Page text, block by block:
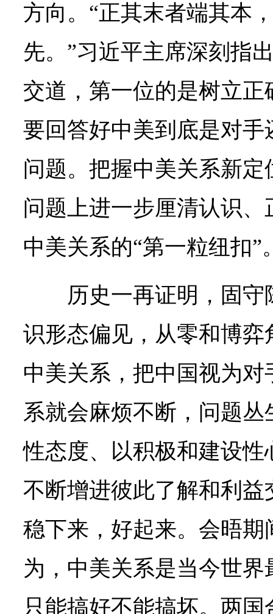
方向。“正其末者端其本
先。”习近平主席深刻指
交道，第一位的是树立
要回答好中美到底是对
问题。把握中美关系新
问题上进一步厘清认识
中美关系的“第一粒纽扣”
历史一再证明，固
识形态偏见，从零和博
中美关系，把中国视为
系就会麻烦不断，问题
性态度、以积极和建设
不断增进彼此了解和利
稳下来，好起来。会晤
为，中美关系是当今世
只能搞好不能搞坏。两